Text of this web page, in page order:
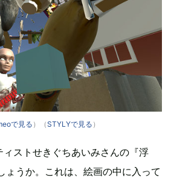
で見る）（STYLYで見る ）
ストせきぐちあいみさんの『浮
ょうか。これは、絵画の中に入って